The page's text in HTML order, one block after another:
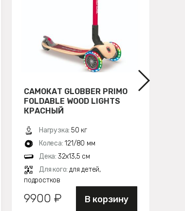
САМОКАТ GLOBBER PRIMO
FOLDABLE WOOD LIGHTS
КРАСНЫЙ
Нагрузка: 50 кг
Колеса: 121/80 мм
Дека: 32х13,5 см
Для кого: для детей,
подростков
9900 ₽ В корзину